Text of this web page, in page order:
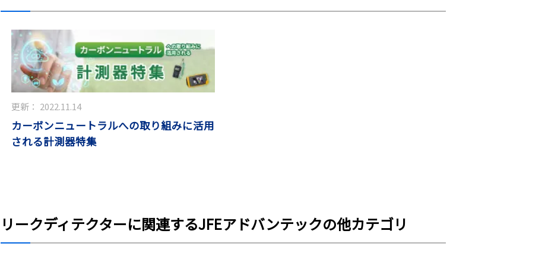
更新： 2022.11.14
カーボンニュートラルへの取り組みに活用
される計測器特集
リークディテクターに関連するJFEアドバンテックの他カテゴリ